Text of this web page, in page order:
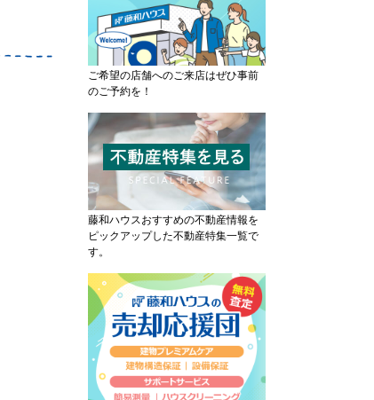
ご希望の店舗へのご来店はぜひ事前
のご予約を！
藤和ハウスおすすめの不動産情報を
ピックアップした不動産特集一覧で
す。